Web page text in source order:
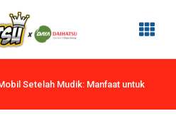
Setelah Mudik: Manfaat untuk